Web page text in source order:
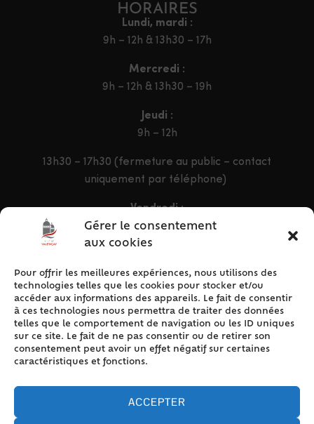
Gérer le consentement
aux cookies
Pour offrir les meilleures expériences, nous utilisons des
technologies telles que les cookies pour stocker et/ou
accéder aux informations des appareils. Le fait de consentir
à ces technologies nous permettra de traiter des données
telles que le comportement de navigation ou les ID uniques
sur ce site. Le fait de ne pas consentir ou de retirer son
consentement peut avoir un effet négatif sur certaines
caractéristiques et fonctions.
ACCEPTER
HORAIRES
Lundi, mardi :
9h – 12h & 13h30 – 17h
Mercredi :
9h – 12h & 13h30 – 19h
Jeudi :
9h – 12h
13h30 – 17h30 (fermeture au public – contact
uniquement par téléphone)
Vendredi :
9h – 12h & 13h30 – 16h30
ACCÈS RAPIDE
Accueil
Contact
Plan du site
Mentions légales
Politique de cookies (UE)